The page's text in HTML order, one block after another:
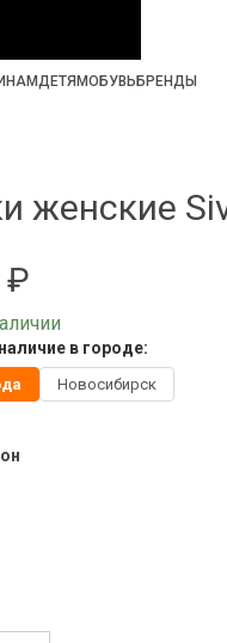
ДЕТЯМОБУВЬ БРЕНДЫ
женские
₽
в городе:
Новосибирск